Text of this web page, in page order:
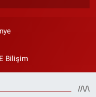
Bilişim